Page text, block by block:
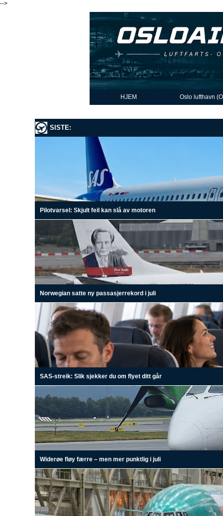
-->
HJEM Oslo lufthavn
SISTE:
Pilotvarsel: Skjult feil kan slå av motoren
Norwegian satte ny passasjerrekord i juli
SAS-streik: Slik sjekker du om flyet ditt går
Widerøe fløy færre – men mer punktlig i juli